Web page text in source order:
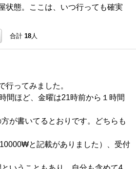
状態。ここは、いつ行っても確実
合計 18人
行ってみました。
間ほど、金曜は21時前から１時間
が書いてるとおりです。どちらも
と記載がありました）、受付